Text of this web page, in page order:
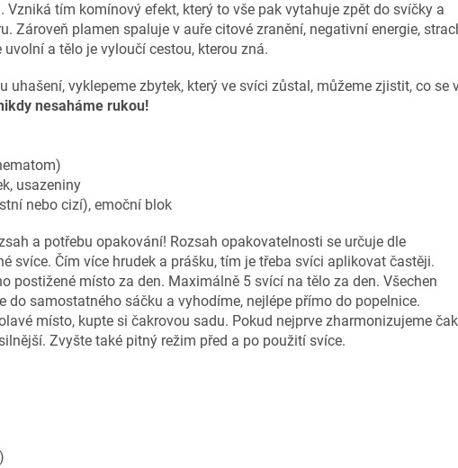
Vzniká tím komínový efekt, který to vše pak vytahuje zpět do svíčky a
Zároveň plamen spaluje v auře citové zranění, negativní energie,
a tělo je vyloučí cestou, kterou zná.
uhašení, vyklepeme zbytek, který ve svíci zůstal, můžeme zjistit, co se
nesaháme rukou!
usazeniny
nebo cizí), emoční blok
a potřebu opakování! Rozsah opakovatelnosti se určuje dle
svíce. Čím více hrudek a prášku, tím je třeba svíci aplikovat častěji.
postižené místo za den. Maximálně 5 svící na tělo za den. Všechen
do samostatného sáčku a vyhodíme, nejlépe přímo do popelnice.
místo, kupte si čakrovou sadu. Pokud nejprve zharmonizujeme
Zvyšte také pitný režim před a po použití svíce.